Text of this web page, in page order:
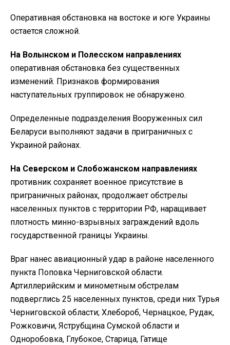
Оперативная обстановка на востоке и юге Украины
остается сложной.
На Волынском и Полесском направлениях
оперативная обстановка без существенных
изменений. Признаков формирования
наступательных группировок не обнаружено.
Определенные подразделения Вооруженных сил
Беларуси выполняют задачи в приграничных с
Украиной районах.
На Северском и Слобожанском направлениях
противник сохраняет военное присутствие в
приграничных районах, продолжает обстрелы
населенных пунктов с территории РФ, наращивает
плотность минно-взрывных заграждений вдоль
государственной границы Украины.
Враг нанес авиационный удар в районе населенного
пункта Поповка Черниговской области.
Артиллерийским и минометным обстрелам
подверглись 25 населенных пунктов, среди них Турья
Черниговской области; Хлебороб, Чернацкое, Рудак,
Рожковичи, Яструбщина Сумской области и
Одноробовка, Глубокое, Старица, Гатище